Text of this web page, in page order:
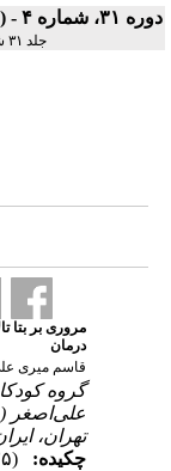
دوره ۳۱، شماره ۴ - ( مجله پزشکی بالینی ابن سیناـ زمستان ۱۴۰۳ )
جلد ۳۱ شماره ۴ صفحات ۲۶۳-۲۵۵
مروری بر بتا
درمان
قاسم میری‌
گروه
علی‌اصغر
تهران،
چکیده:
(۵۰۷۵ مشاهده)